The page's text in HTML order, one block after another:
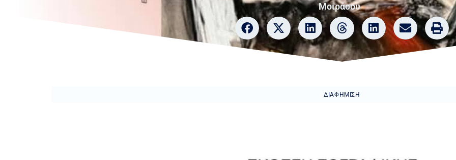
Μοιράσου
ΔΙΑΦΉΜΙΣΗ